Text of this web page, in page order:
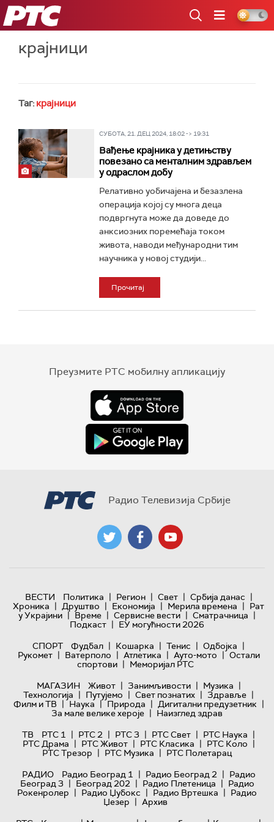
РТС
крајници
Таг: крајници
СУБОТА, 21. ДЕЦ 2024, 18:02 -> 19:31
Вађење крајника у детињству
повезано са менталним здрављем
у одраслом добу
Релативно уобичајена и безазлена
операција којој су многа деца
подвргнута може да доведе до
анксиозних поремећаја током
живота, наводи међународни тим
научника у новој студији...
Прочитај
Преузмите РТС мобилну апликацију
Радио Телевизија Србије
ВЕСТИ Политика | Регион | Свет | Србија данас |
Хроника | Друштво | Економија | Мерила времена | Рат
у Украјини | Време | Сервисне вести | Сматрачница |
Подкаст | ЕУ могућности 2026
СПОРТ
Фудбал | Кошарка | Тенис | Одбојка |
Рукомет | Ватерполо | Атлетика | Ауто-мото | Остали
спортови | Меморијал РТС
МАГАЗИН
Живот | Занимљивости | Музика |
Технологијa | Путујемо | Свет познатих | Здравље |
Филм и ТВ | Наука | Природа | Дигитални предузетник |
За мале велике хероје | Наизглед здрав
ТВ
РТС 1 | РТС 2 | РТС 3 | РТС Свет | РТС Наука |
РТС Драма | РТС Живот | РТС Класика | РТС Коло |
РТС Трезор | РТС Музика | РТС Полетарац
РАДИО
Радио Београд 1 | Радио Београд 2 | Радио
Београд 3 | Београд 202 | Радио Плетеница | Радио
Рокенролер | Радио Џубокс | Радио Вртешка | Радио
Џезер | Архив